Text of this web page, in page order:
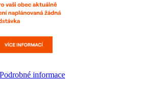
Podrobné informace